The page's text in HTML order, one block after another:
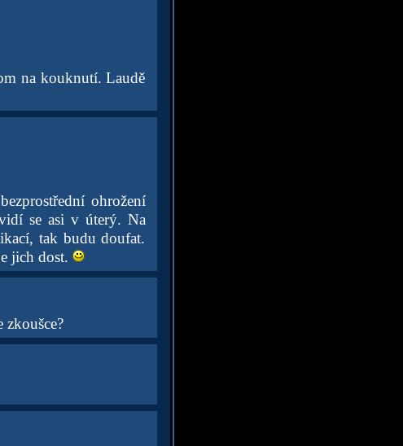
na kouknutí. Laudě
ohrožení
se asi v úterý. Na
tak budu doufat.
jich dost.